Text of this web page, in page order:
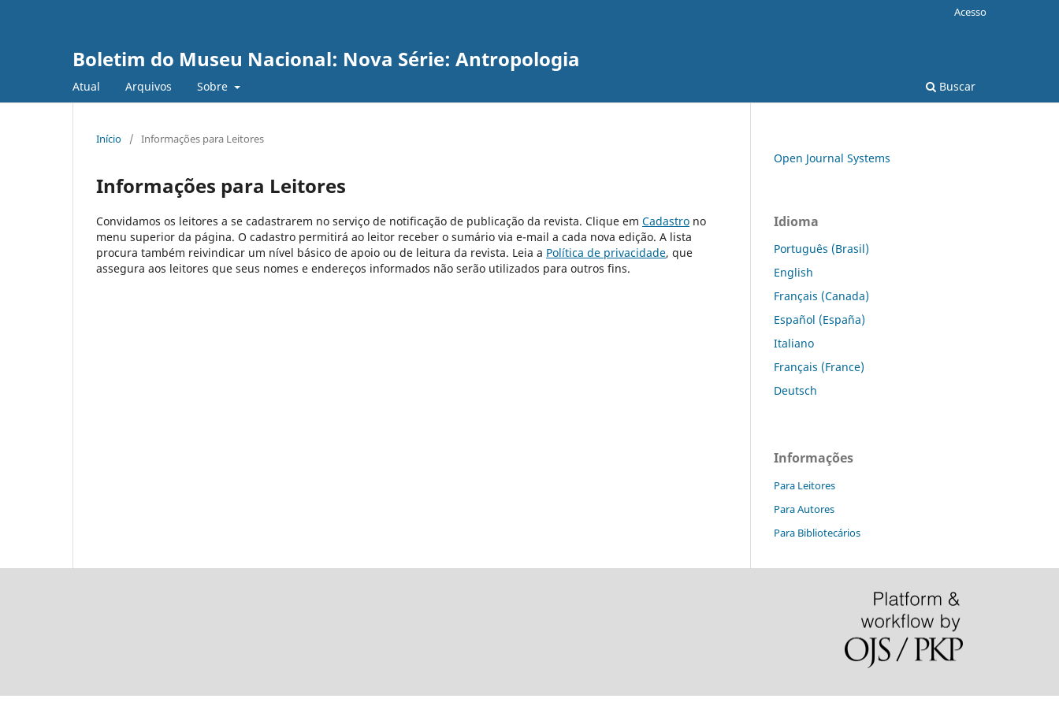
Boletim do Museu Nacional: Nova Série: Antropologia
Atual Arquivos Sobre Buscar
Acesso
Início / Informações para Leitores
Informações para Leitores
Convidamos os leitores a se cadastrarem no serviço de notificação de publicação da revista. Clique em Cadastro no
menu superior da página. O cadastro permitirá ao leitor receber o sumário via e-mail a cada nova edição. A lista
procura também reivindicar um nível básico de apoio ou de leitura da revista. Leia a Política de privacidade, que
assegura aos leitores que seus nomes e endereços informados não serão utilizados para outros fins.
Open Journal Systems
Idioma
Português (Brasil)
English
Français (Canada)
Español (España)
Italiano
Français (France)
Deutsch
Informações
Para Leitores
Para Autores
Para Bibliotecários